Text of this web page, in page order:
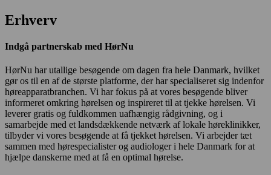
Erhverv
Indgå partnerskab med HørNu
HørNu har utallige besøgende om dagen fra hele Danmark, hvilket
gør os til en af ​​de største platforme, der har specialiseret sig indenfor
høreapparatbranchen. Vi har fokus på at vores besøgende bliver
informeret omkring hørelsen og inspireret til at tjekke hørelsen. Vi
leverer gratis og fuldkommen uafhængig rådgivning, og i
samarbejde med et landsdækkende netværk af lokale høreklinikker,
tilbyder vi vores besøgende at få tjekket hørelsen. Vi arbejder tæt
sammen med hørespecialister og audiologer i hele Danmark for at
hjælpe danskerne med at få en optimal hørelse.